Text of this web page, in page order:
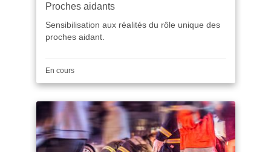
Proches aidants
Sensibilisation aux réalités du rôle unique des
proches aidant.
Durée
En cours